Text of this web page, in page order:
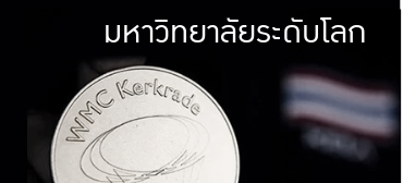
มหาวิทยา
พร้อมที่จ
และผลักดันในการใช้ระบบส
เพื่อการทำงานแ
มหาวิทยาลัยระดับโลก